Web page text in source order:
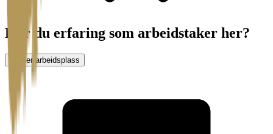
Har du erfaring som arbeidstaker her?
Vurder arbeidsplass